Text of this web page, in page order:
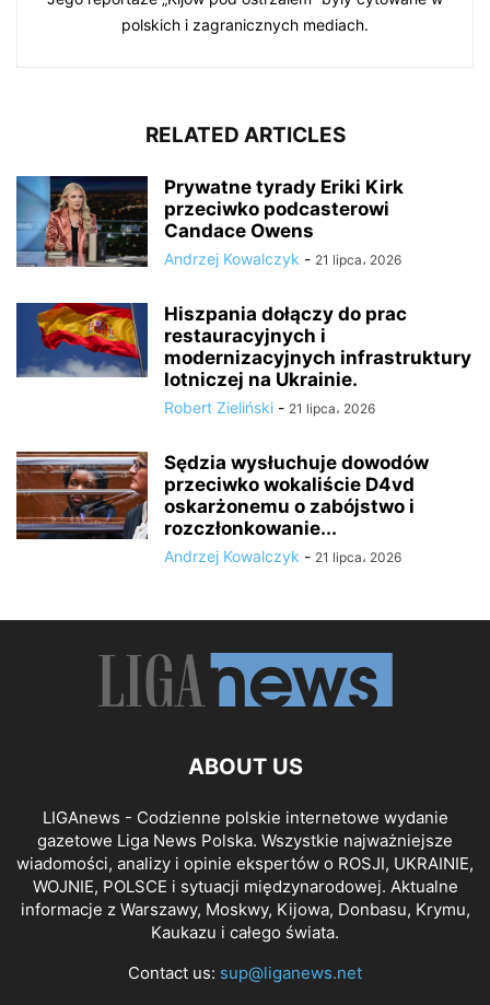
polskich i zagranicznych mediach.
RELATED ARTICLES
Prywatne tyrady Eriki Kirk
przeciwko podcasterowi
Candace Owens
Andrzej Kowalczyk - 21 lipca، 2026
Hiszpania dołączy do prac
restauracyjnych i
modernizacyjnych infrastruktury
lotniczej na Ukrainie.
Robert Zieliński - 21 lipca، 2026
Sędzia wysłuchuje dowodów
przeciwko wokaliście D4vd
oskarżonemu o zabójstwo i
rozczłonkowanie...
Andrzej Kowalczyk - 21 lipca، 2026
ABOUT US
LIGAnews - Codzienne polskie internetowe wydanie
gazetowe Liga News Polska. Wszystkie najważniejsze
wiadomości, analizy i opinie ekspertów o ROSJI, UKRAINIE,
WOJNIE, POLSCE i sytuacji międzynarodowej. Aktualne
informacje z Warszawy, Moskwy, Kijowa, Donbasu, Krymu,
Kaukazu i całego świata.
Contact us: sup@liganews.net